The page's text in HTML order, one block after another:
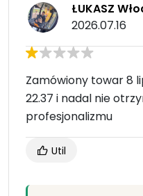
ŁUKASZ
2026.07.16
Zamówiony towar 8
22.37 i nadal nie
profesjonalizmu
Util